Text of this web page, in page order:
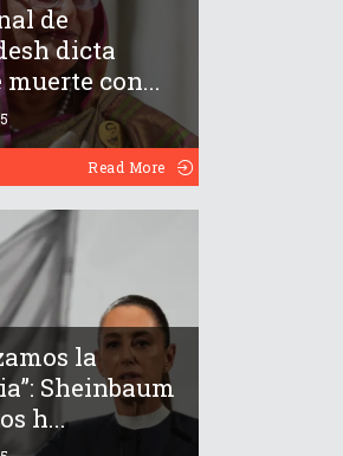
de
dicta
muerte con...
Read More
la
Sheinbaum
h...